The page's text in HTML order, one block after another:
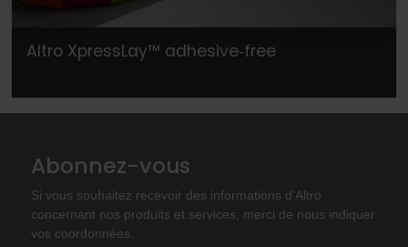
Altro XpressLay™ adhesive‐free
Abonnez-vous
Si vous souhaitez recevoir des informations d’Altro
concernant nos produits et services, merci de nous indiquer
vos coordonnées.